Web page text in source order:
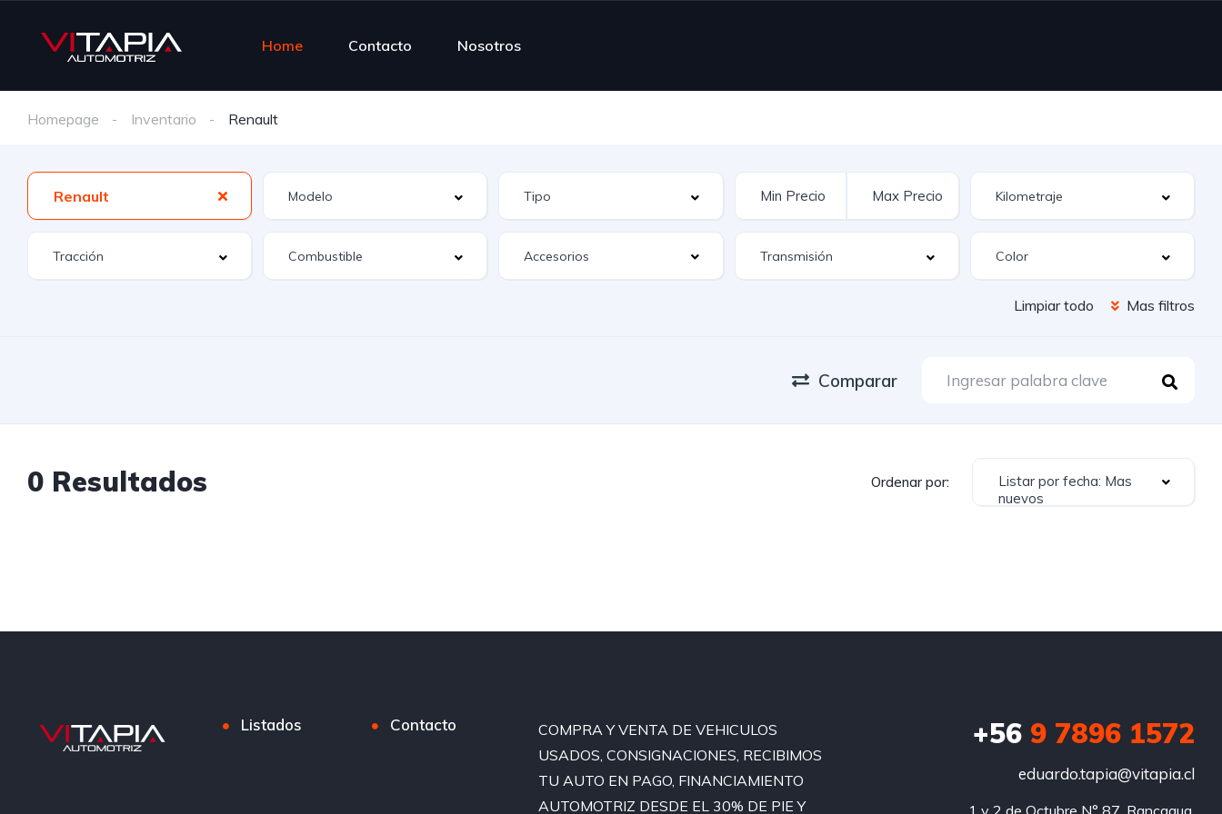
Home Contacto Nosotros
Homepage Inventario Renault
Renault
Accesorios
Limpiar todo Mas filtros
Comparar
0 Resultados Ordenar por:
Listar por fecha: Mas
nuevos
Listados Contacto
COMPRA Y VENTA DE VEHICULOS
USADOS, CONSIGNACIONES, RECIBIMOS
TU AUTO EN PAGO, FINANCIAMIENTO
AUTOMOTRIZ DESDE EL 30% DE PIE Y
+569 7896 1572
eduardo.tapia@vitapia.cl
1 y 2 de Octubre N° 87, Rancagua.